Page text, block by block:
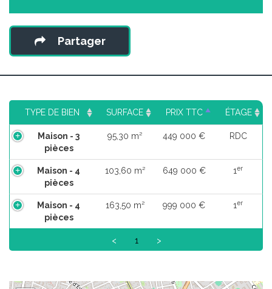
Partager
TYPE DE BIEN SURFACE PRIX TTC ÉTAGE
Maison - 3
pièces
95,30 m² 449 000 € RDC
Maison - 4
pièces
103,60 m² 649 000 € 1er
Maison - 4
pièces
163,50 m² 999 000 € 1er
< 1 >